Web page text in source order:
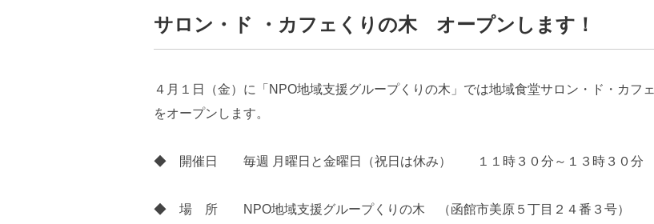
サロン・ド ・カフェくりの木 オープンします！
４月１日（金）に「NPO地域支援グループくりの木」では地域食堂サロン・ド・カフェ
をオープンします。
◆ 開催日 毎週 月曜日と金曜日（祝日は休み） １１時３０分～１３時３０分
◆ 場 所 NPO地域支援グループくりの木 （函館市美原５丁目２４番３号）